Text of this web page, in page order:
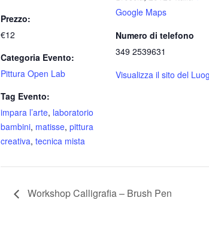
Prezzo:
€12
Categoria Evento:
Pittura Open Lab
Tag Evento:
impara l’arte, laboratorio
bambini, matisse, pittura
creativa, tecnica mista
Google Maps
Numero di telefono
349 2539631
Visualizza il sito del
Workshop Calligrafia – Brush Pen